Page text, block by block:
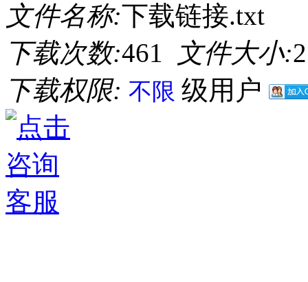
文件名称:下载链接.txt
下载次数:461 文件大小:
下载权限: 不限 级用户